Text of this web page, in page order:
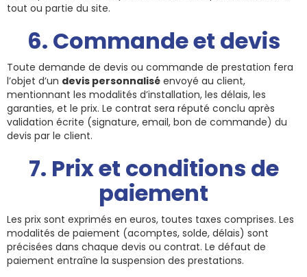
tout ou partie du site.
6. Commande et devis
Toute demande de devis ou commande de prestation fera
l’objet d’un devis personnalisé envoyé au client,
mentionnant les modalités d’installation, les délais, les
garanties, et le prix. Le contrat sera réputé conclu après
validation écrite (signature, email, bon de commande) du
devis par le client.
7. Prix et conditions de
paiement
Les prix sont exprimés en euros, toutes taxes comprises. Les
modalités de paiement (acomptes, solde, délais) sont
précisées dans chaque devis ou contrat. Le défaut de
paiement entraîne la suspension des prestations.